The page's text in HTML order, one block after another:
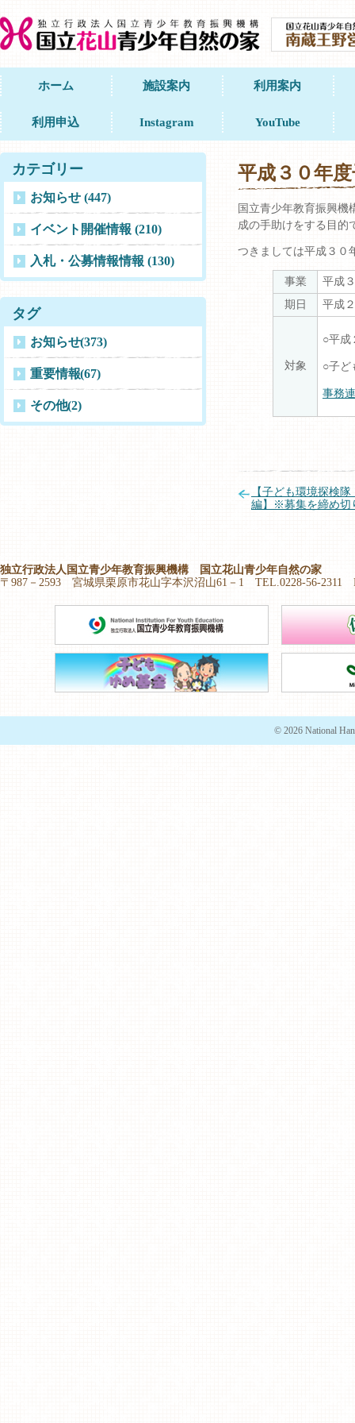
ホーム 施設案内 利用案内
利用申込 Instagram YouTube
平成３０年
国立青少年教育振興機
成の手助けをする目的
つきましては平成３０
事業
平成
期日
平成
対象
○平成
○子ど
事務
【子ども環境探検
編】※募集を締め切
カテゴリー
お知らせ (447)
イベント開催情報 (210)
入札・公募情報情報 (130)
タグ
お知らせ(373)
重要情報(67)
その他(2)
独立行政法人国立青少年教育振興機構 国立花山青少年自然の家
〒987－2593 宮城県栗原市花山字本沢沼山61－1 TEL.0228-56-2311
© 2026 National